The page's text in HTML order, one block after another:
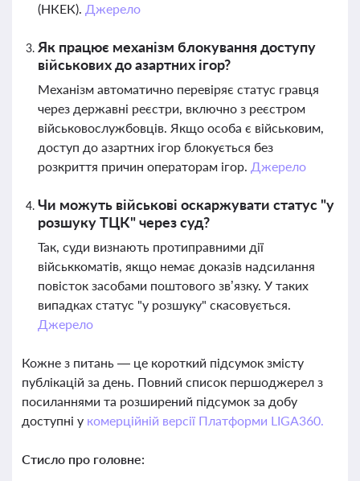
(НКЕК). Джерело
Як працює механізм блокування доступу
військових до азартних ігор?
Механізм автоматично перевіряє статус гравця
через державні реєстри, включно з реєстром
військовослужбовців. Якщо особа є військовим,
доступ до азартних ігор блокується без
розкриття причин операторам ігор. Джерело
Чи можуть військові оскаржувати статус "у
розшуку ТЦК" через суд?
Так, суди визнають протиправними дії
військкоматів, якщо немає доказів надсилання
повісток засобами поштового зв’язку. У таких
випадках статус "у розшуку" скасовується.
Джерело
Кожне з питань — це короткий підсумок змісту
публікацій за день. Повний список першоджерел з
посиланнями та розширений підсумок за добу
доступні у комерційній версії Платформи LIGA360.
Стисло про головне: